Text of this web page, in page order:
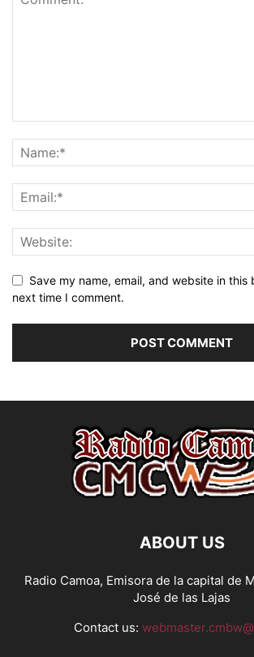
Save my name, email, and website in this
next time I comment.
ABOUT US
Radio Camoa, Emisora de la capital de
José de las Lajas
Contact us: